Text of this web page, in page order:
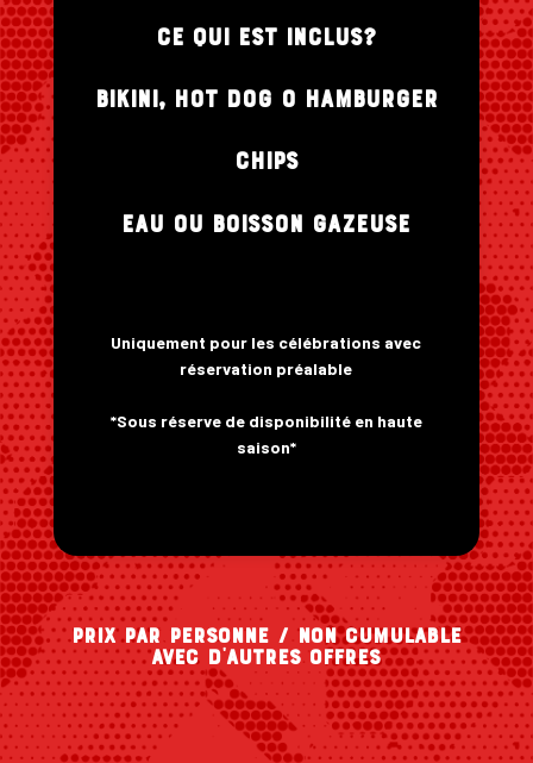
ce qui est inclus?
bikini, hot doG o hamburger
chips
eau ou boisson gazeuse
Uniquement pour les célébrations avec
réservation préalable
*Sous réserve de disponibilité en haute
saison*
Prix par personne / non cumulable
avec d’autres offres